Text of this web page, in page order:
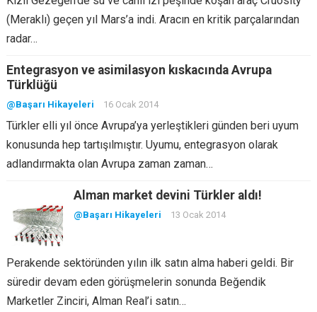
(Meraklı) geçen yıl Mars’a indi. Aracın en kritik parçalarından
radar…
Entegrasyon ve asimilasyon kıskacında Avrupa
Türklüğü
@Başarı Hikayeleri 16 Ocak 2014
Türkler elli yıl önce Avrupa’ya yerleştikleri günden beri uyum
konusunda hep tartışılmıştır. Uyumu, entegrasyon olarak
adlandırmakta olan Avrupa zaman zaman…
Alman market devini Türkler aldı!
@Başarı Hikayeleri 13 Ocak 2014
Perakende sektöründen yılın ilk satın alma haberi geldi. Bir
süredir devam eden görüşmelerin sonunda Beğendik
Marketler Zinciri, Alman Real’i satın…